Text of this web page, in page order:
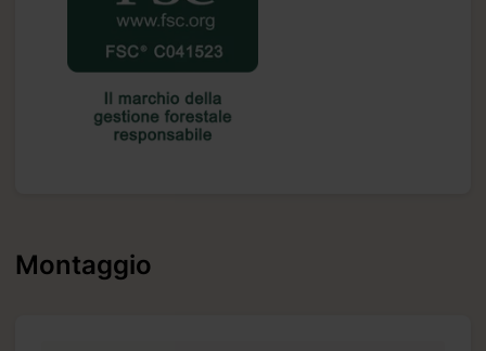
Montaggio